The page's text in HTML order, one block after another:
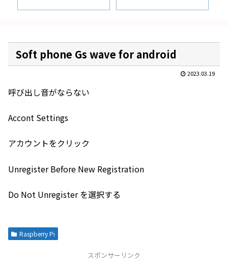
Soft phone Gs wave for android
2023.03.19
呼び出し音がならない
Accont Settings
アカウントをクリック
Unregister Before New Registration
Do Not Unregister を選択する
Raspberry Pi
スポンサーリンク